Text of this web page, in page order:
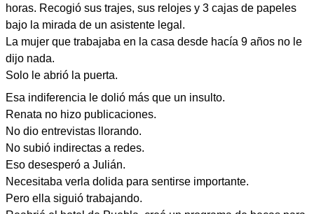
horas. Recogió sus trajes, sus relojes y 3 cajas de papeles
bajo la mirada de un asistente legal.
La mujer que trabajaba en la casa desde hacía 9 años no le
dijo nada.
Solo le abrió la puerta.
Esa indiferencia le dolió más que un insulto.
Renata no hizo publicaciones.
No dio entrevistas llorando.
No subió indirectas a redes.
Eso desesperó a Julián.
Necesitaba verla dolida para sentirse importante.
Pero ella siguió trabajando.